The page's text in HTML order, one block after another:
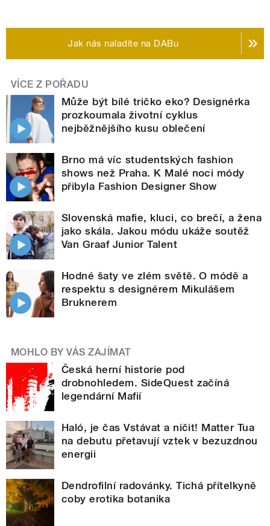
Jak nás naladíte na DABu
VÍCE Z POŘADU
Může být bílé tričko eko? Designérka
prozkoumala životní cyklus
nejběžnějšího kusu oblečení
Brno má víc studentských fashion
shows než Praha. K Malé noci módy
přibyla Fashion Designer Show
Slovenská mafie, kluci, co brečí, a žena
jako skála. Jakou módu ukáže soutěž
Van Graaf Junior Talent
Hodné šaty ve zlém světě. O módě a
respektu s designérem Mikulášem
Bruknerem
MOHLO BY VÁS ZAJÍMAT
Česká herní historie pod
drobnohledem. SideQuest začíná
legendární Mafií
Haló, je čas Vstávat a ničit! Matter Tua
na debutu přetavují vztek v bezuzdnou
energii
Dendrofilní radovánky. Tichá přítelkyně
coby erotika botanika